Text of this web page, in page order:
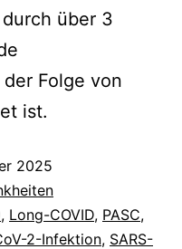
über 3
Folge von
ist.
2025
, Long-COVID, PASC,
2-Infektion, SARS-